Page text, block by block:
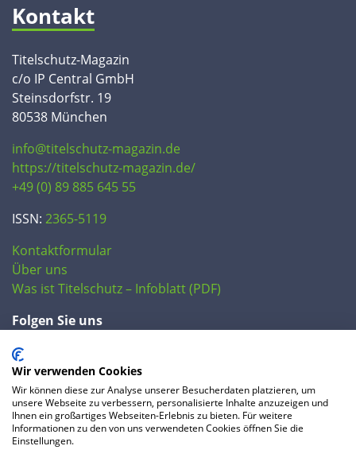
Kontakt
Titelschutz-Magazin
c/o IP Central GmbH
Steinsdorfstr. 19
80538 München
info@titelschutz-magazin.de
https://titelschutz-magazin.de/
+49 (0) 89 885 645 55
ISSN: 2365-5119
Kontaktformular
Über uns
Was ist Titelschutz – Infoblatt (PDF)
Folgen Sie uns
Wir verwenden Cookies
Wir können diese zur Analyse unserer Besucherdaten platzieren, um
unsere Webseite zu verbessern, personalisierte Inhalte anzuzeigen und
Ihnen ein großartiges Webseiten-Erlebnis zu bieten. Für weitere
Informationen zu den von uns verwendeten Cookies öffnen Sie die
Einstellungen.